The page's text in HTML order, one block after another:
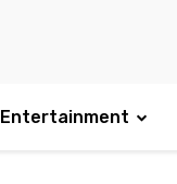
Entertainment